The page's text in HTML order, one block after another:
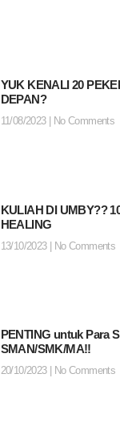
YUK KENALI 20
DEPAN?
11/08/2023 No Comments
KULIAH DI UMBY??
HEALING
13/10/2023 No Comments
PENTING untuk Para
SMAN/SMK/MA!!
20/10/2023 No Comments